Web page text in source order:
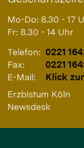
Mo-Do: 8.30 - 17
Fr: 8.30 - 14 Uhr
Telefon: 0221
Fax:
0221
E-Mail:
Klick
Erzbistum Köln
Newsdesk